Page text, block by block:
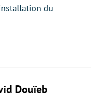
du
Douïeb